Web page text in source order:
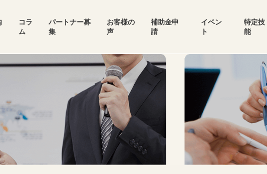
コラ
ム
パートナー募
集
お客様の
声
補助金申
請
イベン
ト
特定技
能